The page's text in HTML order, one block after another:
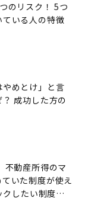
のリスク！ 5つ
いる人の特徴
やめとけ」と言
成功した方の
不動産所得のマ
いた制度が使え